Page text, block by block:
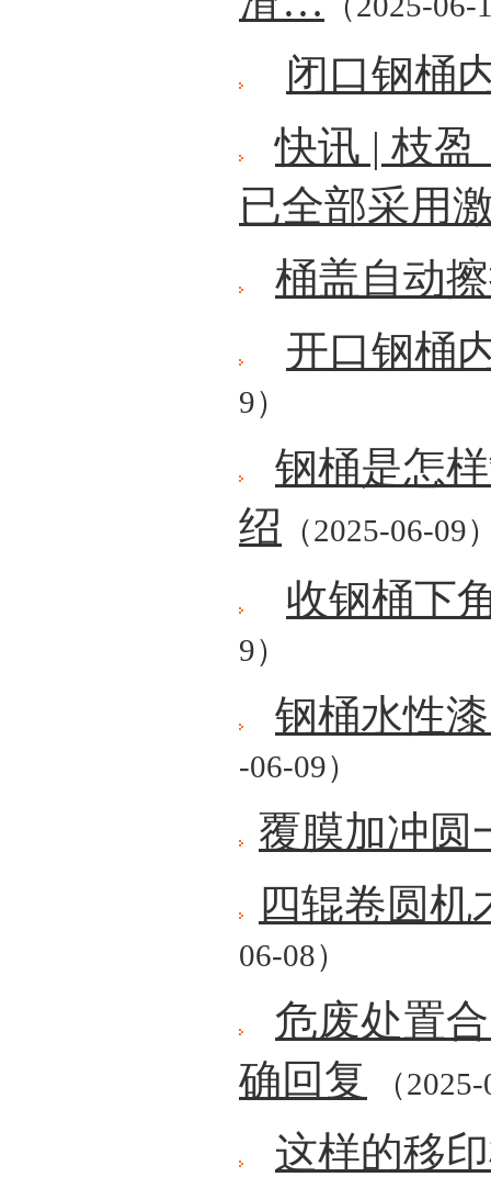
闭口钢桶
快讯 | 枝
已全部采用
桶盖自动
开口钢桶
9）
钢桶是怎
绍 （2025-06-09
收钢桶下
9）
钢桶水性
-06-09）
覆膜加冲圆
四辊卷圆
06-08）
危废处置
确回复
（
这样的移